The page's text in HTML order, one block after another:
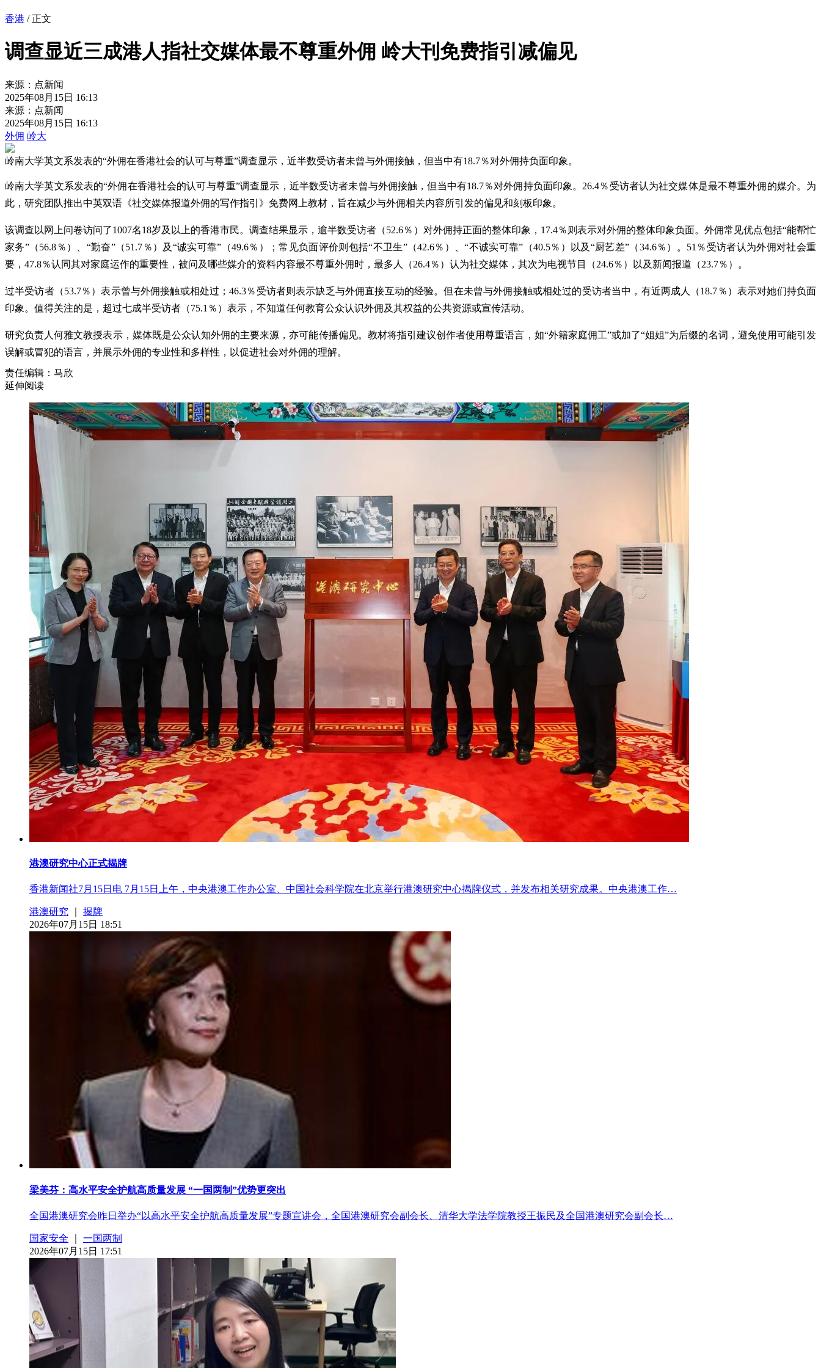
香港 / 正文
调查显近三成港人指社交媒体最不尊重外佣 岭大刊免费指引减偏见
来源：点新闻
2025年08月15日 16:13
来源：点新闻
2025年08月15日 16:13
外佣 岭大
岭南大学英文系发表的“外佣在香港社会的认可与尊重”调查显示，近半数受访者未曾与外佣接触，但当中有18.7％对外佣持负面印象。
岭南大学英文系发表的“外佣在香港社会的认可与尊重”调查显示，近半数受访者未曾与外佣接触，但当中有18.7％对外佣持负面印象。26.4％受访者认为社交媒体是最不尊重外佣的媒介。为
此，研究团队推出中英双语《社交媒体报道外佣的写作指引》免费网上教材，旨在减少与外佣相关内容所引发的偏见和刻板印象。
该调查以网上问卷访问了1007名18岁及以上的香港市民。调查结果显示，逾半数受访者（52.6％）对外佣持正面的整体印象，17.4％则表示对外佣的整体印象负面。外佣常见优点包括“能帮忙
家务”（56.8％）、“勤奋”（51.7％）及“诚实可靠”（49.6％）；常见负面评价则包括“不卫生”（42.6％）、“不诚实可靠”（40.5％）以及“厨艺差”（34.6％）。51％受访者认为外佣对社会重
要，47.8％认同其对家庭运作的重要性，被问及哪些媒介的资料内容最不尊重外佣时，最多人（26.4％）认为社交媒体，其次为电视节目（24.6％）以及新闻报道（23.7％）。
过半受访者（53.7％）表示曾与外佣接触或相处过；46.3％受访者则表示缺乏与外佣直接互动的经验。但在未曾与外佣接触或相处过的受访者当中，有近两成人（18.7％）表示对她们持负面
印象。值得关注的是，超过七成半受访者（75.1％）表示，不知道任何教育公众认识外佣及其权益的公共资源或宣传活动。
研究负责人何雅文教授表示，媒体既是公众认知外佣的主要来源，亦可能传播偏见。教材将指引建议创作者使用尊重语言，如“外籍家庭佣工”或加了“姐姐”为后缀的名词，避免使用可能引发
误解或冒犯的语言，并展示外佣的专业性和多样性，以促进社会对外佣的理解。
责任编辑：马欣
延伸阅读
港澳研究中心正式揭牌
香港新闻社7月15日电 7月15日上午，中央港澳工作办公室、中国社会科学院在北京举行港澳研究中心揭牌仪式，并发布相关研究成果。中央港澳工作…
港澳研究
揭牌
2026年07月15日 18:51
​梁美芬：高水平安全护航高质量发展 “一国两制”优势更突出
全国港澳研究会昨日举办“以高水平安全护航高质量发展”专题宣讲会，全国港澳研究会副会长、清华大学法学院教授王振民及全国港澳研究会副会长…
国家安全
一国两制
2026年07月15日 17:51